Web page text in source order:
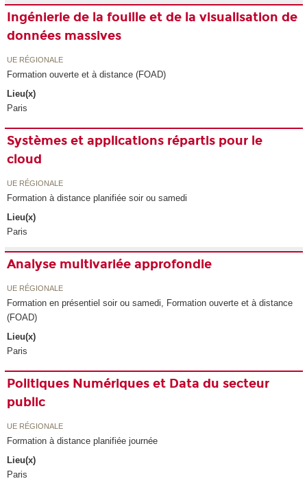
Ingénierie de la fouille et de la visualisation de
données massives
UE RÉGIONALE
Formation ouverte et à distance (FOAD)
Lieu(x)
Paris
Systèmes et applications répartis pour le
cloud
UE RÉGIONALE
Formation à distance planifiée soir ou samedi
Lieu(x)
Paris
Analyse multivariée approfondie
UE RÉGIONALE
Formation en présentiel soir ou samedi, Formation ouverte et à distance
(FOAD)
Lieu(x)
Paris
Politiques Numériques et Data du secteur
public
UE RÉGIONALE
Formation à distance planifiée journée
Lieu(x)
Paris